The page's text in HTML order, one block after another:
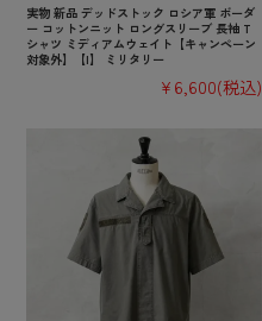
実物 新品 デッドストック ロシア軍 ボーダ
ー コットンニット ロングスリーブ 長袖 T
シャツ ミディアムウェイト【キャンペーン
対象外】【I】 ミリタリー
¥6,600(税込)